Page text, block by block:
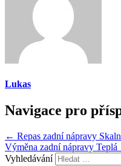
Lukas
Navigace pro
← Repas zadní nápravy
Výměna zadní nápravy Teplá
Vyhledávání